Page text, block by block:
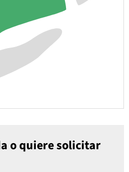
o quiere solicitar